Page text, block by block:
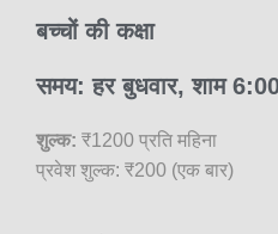
बच्चों की कक्षा
समय: हर बुधवार, शाम
शुल्क: ₹1200 प्रति महिना
प्रवेश शुल्क: ₹200 (एक बार)